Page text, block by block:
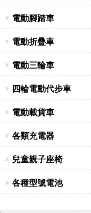
電動腳踏車
電動折疊車
電動三輪車
四輪電動代步車
電動載貨車
各類充電器
兒童親子座椅
各種型號電池